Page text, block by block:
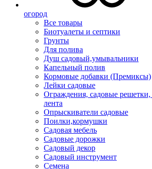
огород
Все товары
Биотуалеты и септики
Грунты
Для полива
Душ садовый,умывальники
Капельный полив
Кормовые добавки (Премиксы)
Лейки садовые
Ограждения, садовые
лента
Опрыскиватели садовые
Поилки,кормушки
Садовая мебель
Садовые дорожки
Садовый декор
Садовый инструмент
Семена